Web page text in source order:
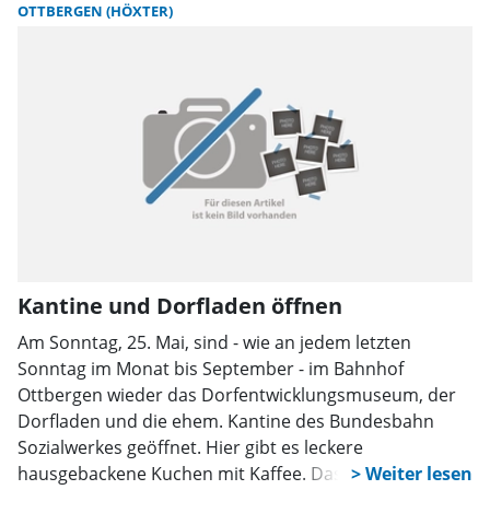
OTTBERGEN (HÖXTER)
Kantine und Dorfladen öffnen
Am Sonntag, 25. Mai, sind - wie an jedem letzten
Sonntag im Monat bis September - im Bahnhof
Ottbergen wieder das Dorfentwicklungsmuseum, der
Dorfladen und die ehem. Kantine des Bundesbahn
Sozialwerkes geöffnet. Hier gibt es leckere
hausgebackene Kuchen mit Kaffee. Das benachbarte